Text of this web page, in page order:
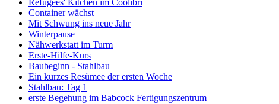
Refugees' Kitchen im Coolibri
Container wächst
Mit Schwung ins neue Jahr
Winterpause
Nähwerkstatt im Turm
Erste-Hilfe-Kurs
Baubeginn - Stahlbau
Ein kurzes Resümee der ersten Woche
Stahlbau: Tag 1
erste Begehung im Babcock Fertigungszentrum